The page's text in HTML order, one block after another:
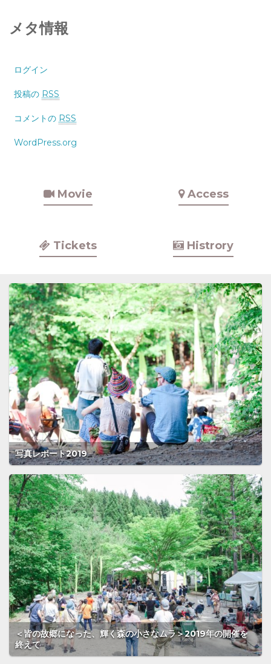
メタ情報
ログイン
投稿の RSS
コメントの RSS
WordPress.org
Movie Access
Tickets Histrory
写真レポート2019
＜皆の故郷になった、輝く森の小さなムラ＞2019年の開催を
終えて